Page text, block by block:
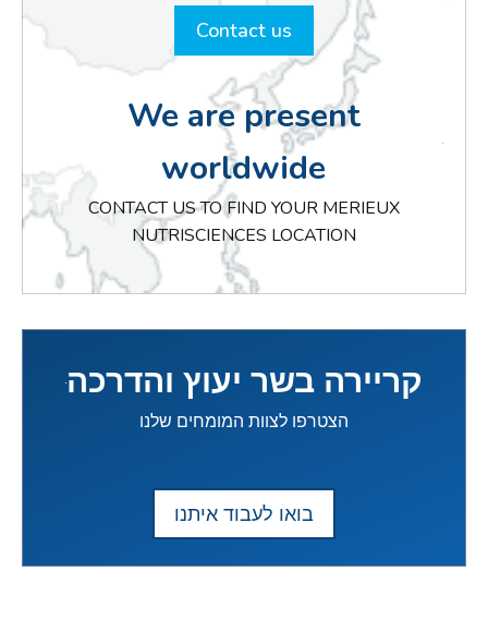
Contact us
We are present
worldwide
CONTACT US TO FIND YOUR MERIEUX
NUTRISCIENCES LOCATION
קריירה בשר יעוץ והדרכה
הצטרפו לצוות המומחים שלנו
בואו לעבוד איתנו